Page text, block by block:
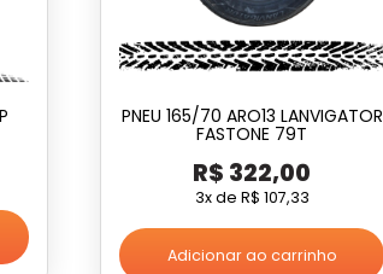
PNEU 165/70 ARO13 LANVIGATOR
FASTONE 79T
R$ 322,00
3x de R$ 107,33
Adicionar ao carrinho